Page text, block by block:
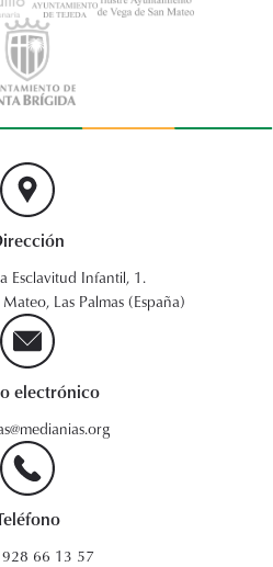
Esclavitud Infantil, 1.
Las Palmas (España)
electrónico
66 13 57